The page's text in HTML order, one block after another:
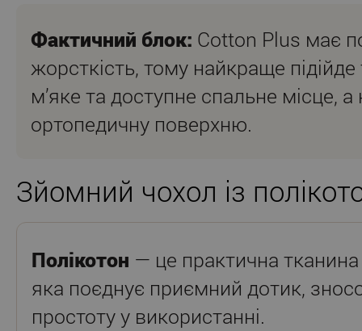
Фактичний блок: Cotton Plus має
жорсткість, тому найкраще
м’яке та доступне спальне місце, а
ортопедичну поверхню.
Зйомний чохол із
Полікотон — це практична
яка поєднує приємний дотик,
простоту у використанні.